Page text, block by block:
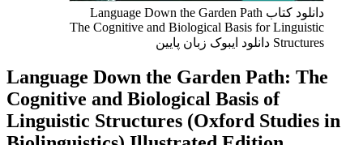
دانلود کتاب Language Down the Garden Path
The Cognitive and Biological Basis for Linguistic
Structures دانلود ایبوک زبان پایین
Language Down the Garden Path: The
Cognitive and Biological Basis of
Linguistic Structures (Oxford Studies in